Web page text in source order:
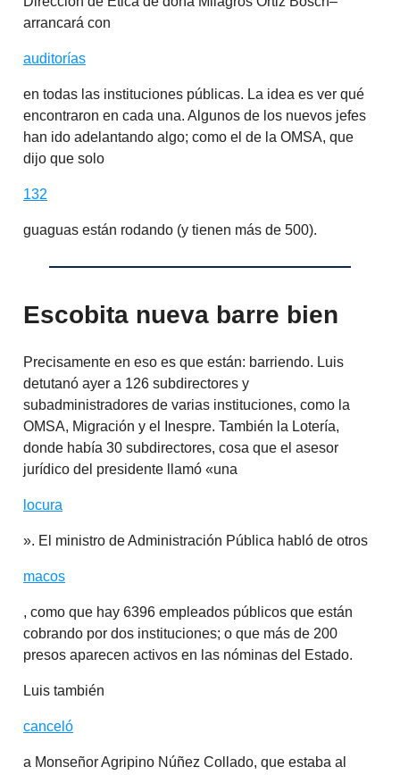
arrancará con
auditorías
en todas las instituciones públicas. La idea es ver qué
encontraron en cada una. Algunos de los nuevos jefes
han ido adelantando algo; como el de la OMSA, que
dijo que solo
132
guaguas están rodando (y tienen más de 500).
Escobita nueva barre bien
Precisamente en eso es que están: barriendo. Luis
detutanó ayer a 126 subdirectores y
subadministradores de varias instituciones, como la
OMSA, Migración y el Inespre. También la Lotería,
donde había 30 subdirectores, cosa que el asesor
jurídico del presidente llamó «una
locura
». El ministro de Administración Pública habló de otros
macos
, como que hay 6396 empleados públicos que están
cobrando por dos instituciones; o que más de 200
presos aparecen activos en las nóminas del Estado.
Luis también
canceló
a Monseñor Agripino Núñez Collado, que estaba al